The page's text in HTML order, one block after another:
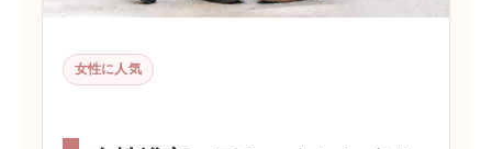
女性に人気